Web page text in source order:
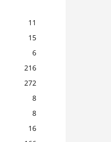
11
15
6
216
272
8
8
16